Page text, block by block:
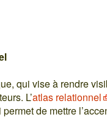
qui vise à rendre
L’atlas relationnel
de mettre